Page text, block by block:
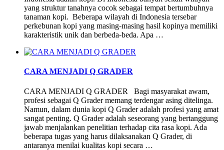
yang struktur tanahnya cocok sebagai tempat bertumbuhnya
tanaman kopi. Beberapa wilayah di Indonesia tersebar
perkebunan kopi yang masing-masing hasil kopinya memiliki
karakteristik unik dan berbeda-beda. Apa …
CARA MENJADI Q GRADER
CARA MENJADI Q GRADER Bagi masyarakat awam,
profesi sebagai Q Grader memang terdengar asing ditelinga.
Namun, dalam dunia kopi Q Grader adalah profesi yang amat
sangat penting. Q Grader adalah seseorang yang bertanggung
jawab menjalankan penelitian terhadap cita rasa kopi. Ada
beberapa tugas yang harus dilaksanakan Q Grader, di
antaranya menilai kualitas kopi secara …